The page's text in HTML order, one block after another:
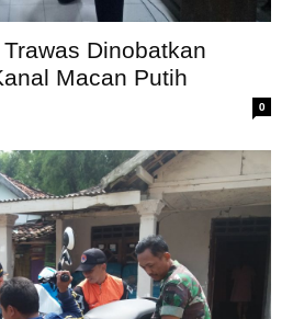
Dinobatkan
Macan Putih
0